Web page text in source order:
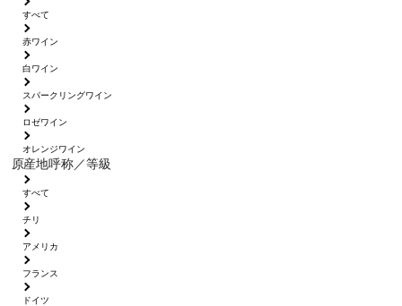
すべて
赤ワイン
白ワイン
スパークリングワイン
ロゼワイン
オレンジワイン
原産地呼称／等級
すべて
チリ
アメリカ
フランス
ドイツ